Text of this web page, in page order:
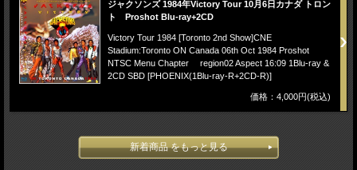
ジャクソンズ 1984年Victory Tour 10月6日カナダ トロン
ト Proshot Blu-ray+2CD
Victory Tour 1984 [Toronto 2nd Show]CNE
Stadium:Toronto ON Canada 06th Oct 1984 Proshot
NTSC Menu Chapter region02 Aspect 16:09 1Blu-ray &
2CD SBD [PHOENIX(1Blu-ray-R+2CD-R)]
価格：4,000円(税込)
新着商品 をもっと見る